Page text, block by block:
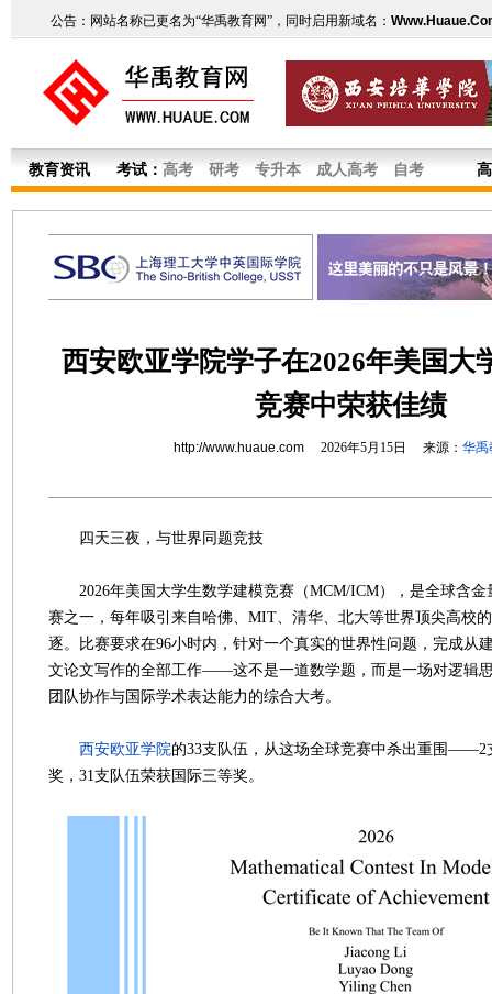
公告：网站名称已更名为“华禹教育网”，同时启用新域名：
教育资讯 考试： 高考 研考 专升本 成人高考 自考
西安欧亚学院学子在2026年美国大
竞赛中荣获佳绩
http://www.huaue.com2026年5月15日 来源： 华禹
四天三夜，与世界同题竞技
2026年美国大学生数学建模竞赛（MCM/ICM），是全球含金
赛之一，每年吸引来自哈佛、MIT、清华、北大等世界顶尖高校
逐。比赛要求在96小时内，针对一个真实的世界性问题，完成从
文论文写作的全部工作——这不是一道数学题，而是一场对逻辑
团队协作与国际学术表达能力的综合大考。
西安欧亚学院的33支队伍，从这场全球竞赛中杀出重围——2
奖，31支队伍荣获国际三等奖。